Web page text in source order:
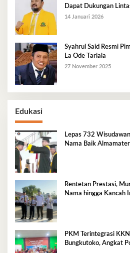
Dapat Dukungan
14 Januari 2026
Syahrul Said Resmi
La Ode Tariala
27 November 2025
Edukasi
Lepas 732
Nama Baik
Rentetan Prestasi,
Nama hingga Kancah
PKM Terintegrasi
Bungkutoko, Angkat